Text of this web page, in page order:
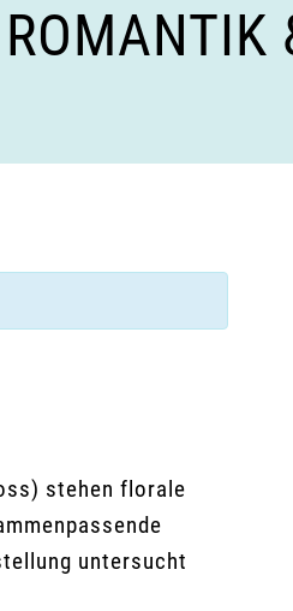
stehen florale
untersucht